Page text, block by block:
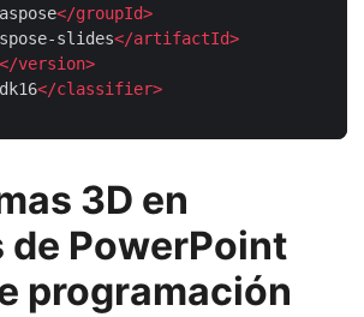
</groupId>
slides</artifactId>
</version>
</classifier>
3D en
de PowerPoint
programación